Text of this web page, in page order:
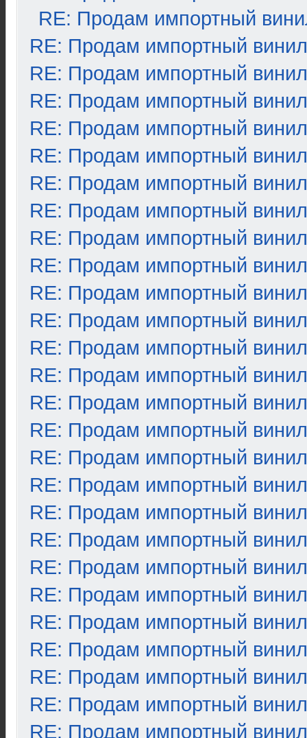
RE: Продам импортный
RE: Продам импортный винил
RE: Продам импортный винил
RE: Продам импортный винил
RE: Продам импортный винил
RE: Продам импортный винил
RE: Продам импортный винил
RE: Продам импортный винил
RE: Продам импортный винил
RE: Продам импортный винил
RE: Продам импортный винил
RE: Продам импортный винил
RE: Продам импортный винил
RE: Продам импортный винил
RE: Продам импортный винил
RE: Продам импортный винил
RE: Продам импортный винил
RE: Продам импортный винил
RE: Продам импортный винил
RE: Продам импортный винил
RE: Продам импортный винил
RE: Продам импортный винил
RE: Продам импортный винил
RE: Продам импортный винил
RE: Продам импортный винил
RE: Продам импортный винил
RE: Продам импортный винил